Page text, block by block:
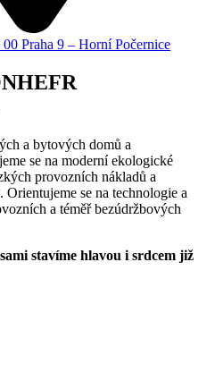
Praha 9 – Horní Počernice
a bytových domů a
se na moderní ekologické
provozních nákladů a
se na technologie a
a téměř bezúdržbových
stavíme hlavou i srdcem již